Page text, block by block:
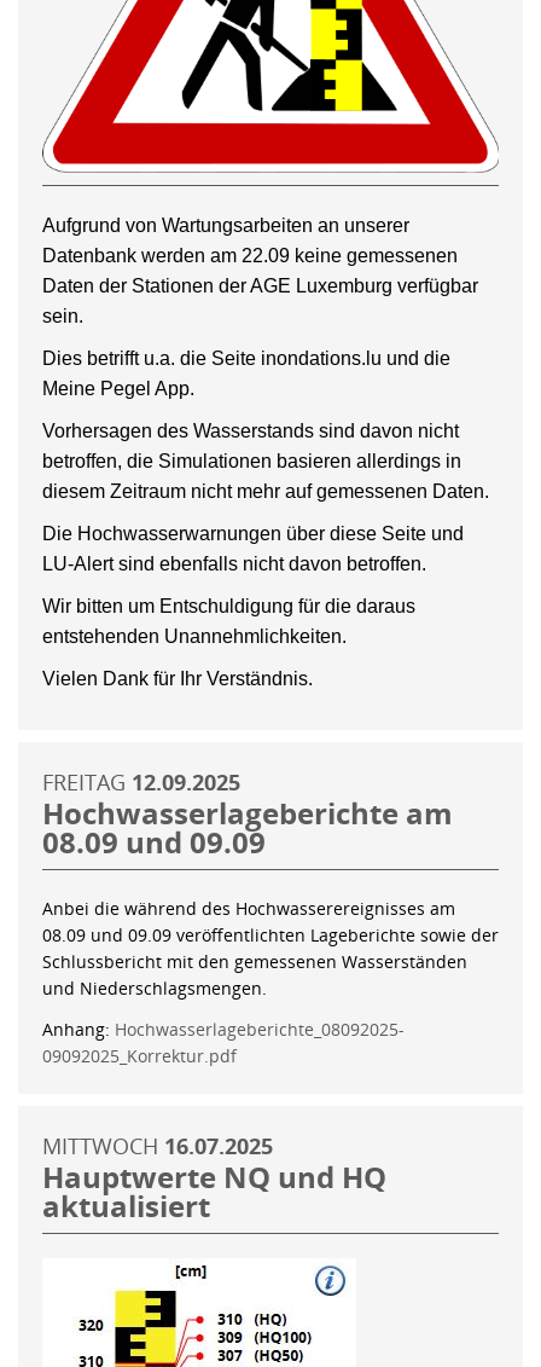
Aufgrund von Wartungsarbeiten an unserer
Datenbank werden am 22.09 keine gemessenen
Daten der Stationen der AGE Luxemburg verfügbar
sein.
Dies betrifft u.a. die Seite inondations.lu und die
Meine Pegel App.
Vorhersagen des Wasserstands sind davon nicht
betroffen, die Simulationen basieren allerdings in
diesem Zeitraum nicht mehr auf gemessenen Daten.
Die Hochwasserwarnungen über diese Seite und
LU-Alert sind ebenfalls nicht davon betroffen.
Wir bitten um Entschuldigung für die daraus
entstehenden Unannehmlichkeiten.
Vielen Dank für Ihr Verständnis.
FREITAG 12.09.2025
Hochwasserlageberichte am
08.09 und 09.09
Anbei die während des Hochwasserereignisses am
08.09 und 09.09 veröffentlichten Lageberichte sowie der
Schlussbericht mit den gemessenen Wasserständen
und Niederschlagsmengen.
Anhang: Hochwasserlageberichte_08092025-
09092025_Korrektur.pdf
MITTWOCH 16.07.2025
Hauptwerte NQ und HQ
aktualisiert